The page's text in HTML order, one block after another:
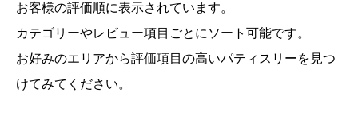
お客様の評価順に表示されています。
カテゴリーやレビュー項目ごとにソート可能です。
お好みのエリアから評価項目の高いパティスリーを見つ
けてみてください。